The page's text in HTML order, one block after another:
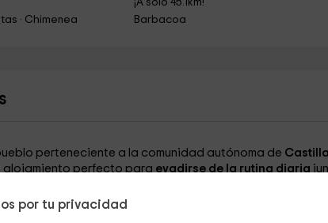
por tu privacidad
· Chimenea
¡A sólo 45.1km!
Barbacoa
perteneciente a la comunidad autónoma de
alojamiento perfecto para evadirse de la rutina diaria